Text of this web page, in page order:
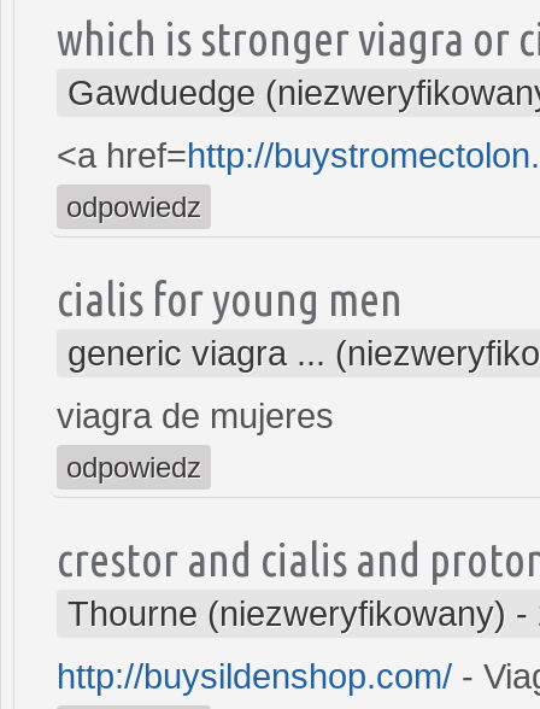
which is stronger viagra or
Gawduedge
<a href=http://
odpowiedz
cialis for young men
generic viagra ...
viagra de mujeres
odpowiedz
crestor and cialis and
Thourne (niezweryfikowany) -
http://buysildenshop.com/ -